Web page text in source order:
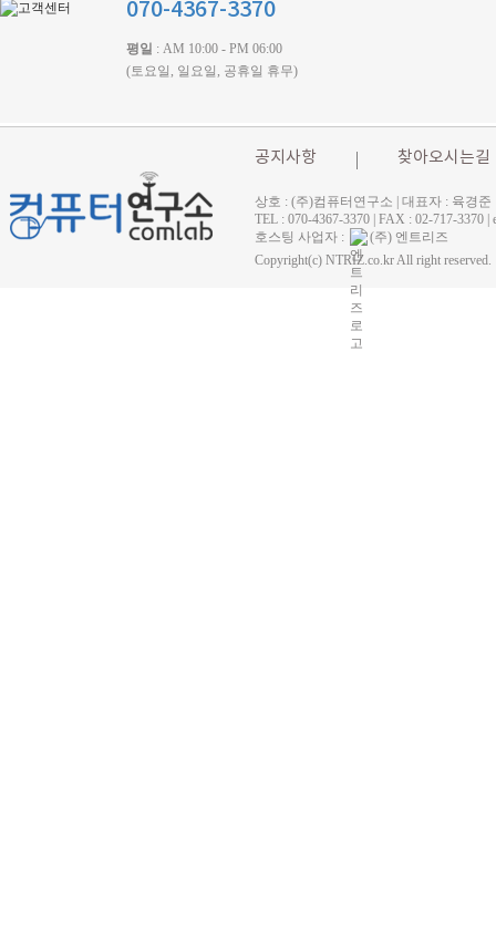
070-4367-3370
평일 : AM 10:00 - PM 06:00
(토요일, 일요일, 공휴일 휴무)
공지사항 찾아오시는길
상호 : (주)컴퓨터연구소 | 대표자 : 육경
TEL : 070-4367-3370 | FAX : 02-717-
호스팅 사업자 :
(주) 엔트리즈
Copyright(c) NTRIZ.co.kr All right reserved.